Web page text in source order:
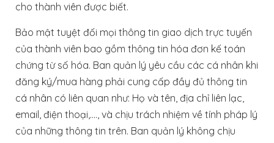
cho thành viên được biết.
Bảo mật tuyệt đối mọi thông tin giao dịch trực tuyến
của thành viên bao gồm thông tin hóa đơn kế toán
chứng từ số hóa. Ban quản lý yêu cầu các cá nhân khi
đăng ký/mua hàng phải cung cấp đầy đủ thông tin
cá nhân có liên quan như: Họ và tên, địa chỉ liên lạc,
email, điện thoại,…., và chịu trách nhiệm về tính pháp lý
của những thông tin trên. Ban quản lý không chịu